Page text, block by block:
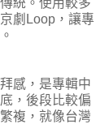
劇Loop，讓專
感，是專輯中
，後段比較偏
複，就像台灣